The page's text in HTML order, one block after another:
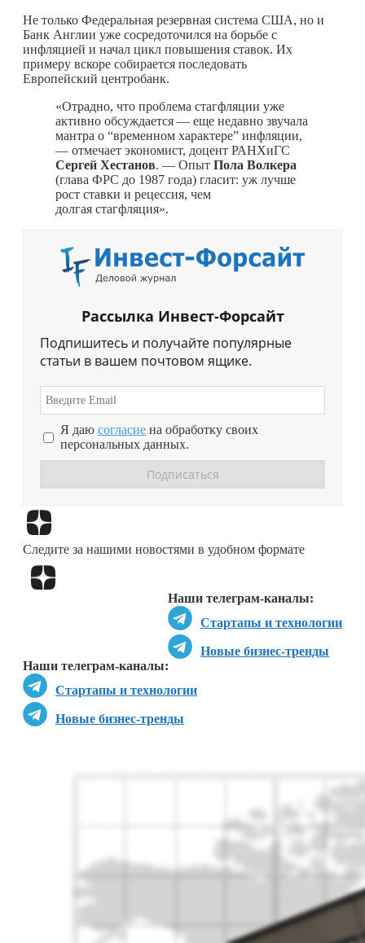
Не только Федеральная резервная система США, но и
Банк Англии уже сосредоточился на борьбе с
инфляцией и начал цикл повышения ставок. Их
примеру вскоре собирается последовать
Европейский центробанк.
«Отрадно, что проблема стагфляции уже
активно обсуждается — еще недавно звучала
мантра о “временном характере” инфляции,
— отмечает экономист, доцент РАНХиГС
Сергей Хестанов. — Опыт Пола Волкера
(глава ФРС до 1987 года) гласит: уж лучше
рост ставки и рецессия, чем
долгая стагфляция».
Рассылка Инвест-Форсайт
Подпишитесь и получайте популярные
статьи в вашем почтовом ящике.
Я даю согласие на обработку своих
персональных данных.
Следите за нашими новостями в удобном формате
Наши телеграм-каналы:
Стартапы и технологии
Новые бизнес-тренды
Наши телеграм-каналы:
Стартапы и технологии
Новые бизнес-тренды